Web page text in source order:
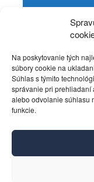
Na poskytovanie tých
súbory cookie na
Súhlas s týmito
správanie pri prehliadaní
alebo odvolanie súhlasu
funkcie.